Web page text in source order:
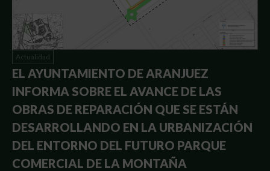
Actualidad
EL AYUNTAMIENTO DE ARANJUEZ
INFORMA SOBRE EL AVANCE DE LAS
OBRAS DE REPARACIÓN QUE SE ESTÁN
DESARROLLANDO EN LA URBANIZACIÓN
DEL ENTORNO DEL FUTURO PARQUE
COMERCIAL DE LA MONTAÑA